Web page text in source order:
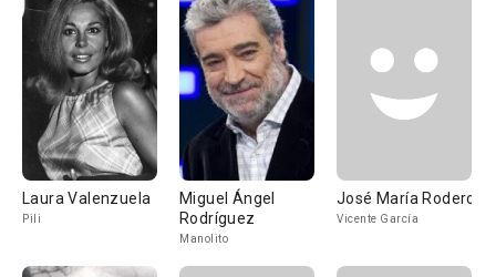
Laura Valenzuela
Pili
Miguel Ángel
Rodríguez
Manolito
José María Rodero
Vicente García